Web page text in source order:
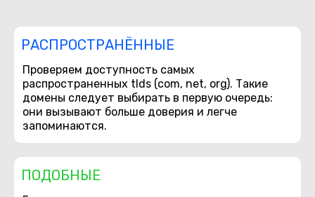
РАСПРОСТРАНЁННЫЕ
Проверяем доступность самых
распространенных tlds (com, net, org). Такие
домены следует выбирать в первую очередь:
они вызывают больше доверия и легче
запоминаются.
ПОДОБНЫЕ